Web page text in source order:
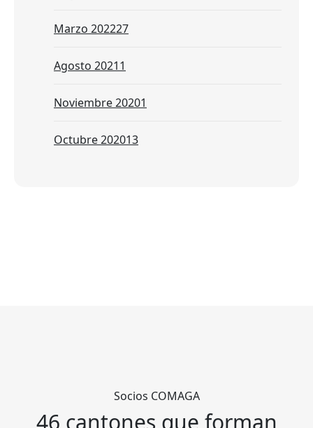
Marzo 202227
Agosto 20211
Noviembre 20201
Octubre 202013
Socios COMAGA
46 cantones que forman